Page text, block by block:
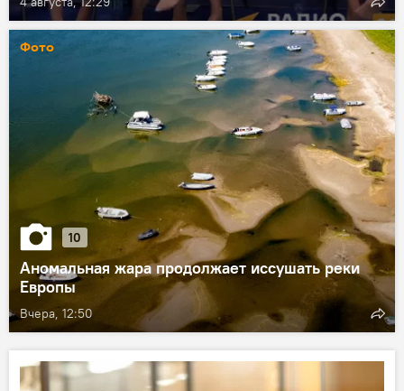
Вчера, 12:50
Фото
10
Аномальная жара продолжает иссушать реки
Европы